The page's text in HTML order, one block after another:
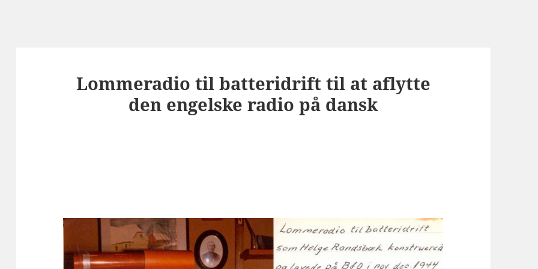
Lommeradio til batteridrift til at aflytte
den engelske radio på dansk